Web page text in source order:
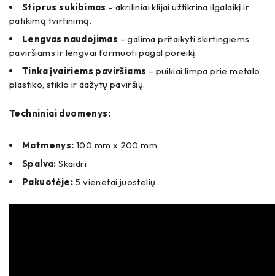
Stiprus sukibimas – akriliniai klijai užtikrina ilgalaikį ir
patikimą tvirtinimą.
Lengvas naudojimas – galima pritaikyti skirtingiems
paviršiams ir lengvai formuoti pagal poreikį.
Tinka įvairiems paviršiams – puikiai limpa prie metalo,
plastiko, stiklo ir dažytų paviršių.
Techniniai duomenys:
Matmenys: 100 mm x 200 mm
Spalva: Skaidri
Pakuotėje: 5 vienetai juostelių